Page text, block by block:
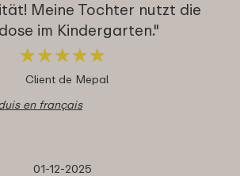
Meine Tochter nutzt die
im Kindergarten."
★★★★★
★★★★★
Client de Mepal
en français
01-12-2025